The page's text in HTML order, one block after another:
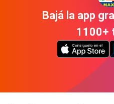
Bajá la app
1100+